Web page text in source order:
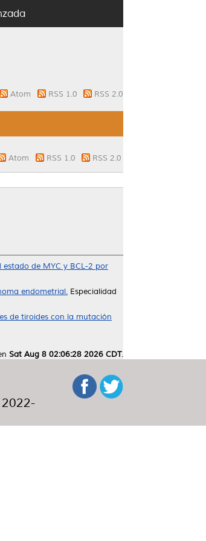
Atom RSS 1.0 RSS 2.0
Atom RSS 1.0 RSS 2.0
de MYC y BCL-2 por
endometrial. Especialidad
de tiroides con la mutación
Sat Aug 8 02:06:28 2026 CDT.